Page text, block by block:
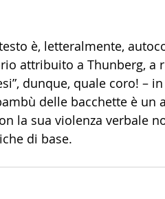
è, letteralmente,
attribuito a Thunberg, a
dunque, quale coro! –
delle bacchette è un
la sua violenza verbale
di base.